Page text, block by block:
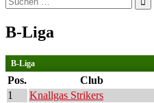
nach:
B-Liga
B-Liga
Pos.
Club
1
Knallgas Strikers